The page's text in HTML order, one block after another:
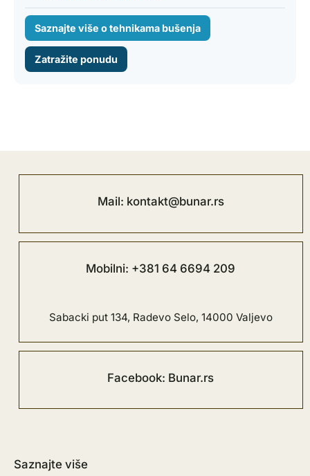
Saznajte više o tehnikama bušenja
Zatražite ponudu
Mail: kontakt@bunar.rs
Mobilni: +381 64 6694 209
Sabacki put 134, Radevo Selo, 14000 Valjevo
Facebook: Bunar.rs
Saznajte više